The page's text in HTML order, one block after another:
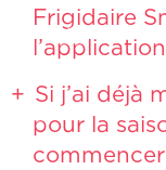
Frigidaire
Si j’ai déjà
pour la